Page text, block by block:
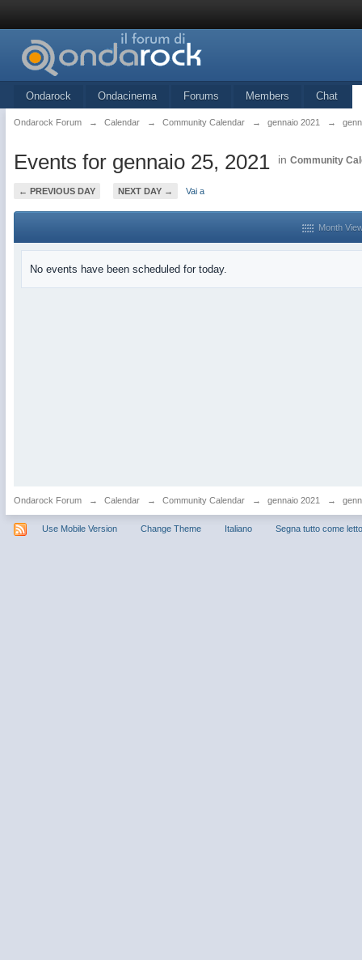
Ondarock Ondacinema Forums Members Chat
Ondarock Forum → Calendar → Community Calendar → gennaio 2021 →
Events for gennaio 25, 2021 in Community
← PREVIOUS DAY NEXT DAY → Vai a
Month
No events have been scheduled for today.
Ondarock Forum → Calendar → Community Calendar → gennaio 2021 →
Use Mobile Version Change Theme Italiano Segna tutto come letto